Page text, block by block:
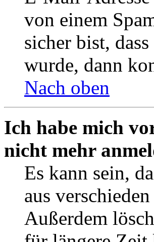
von einem
sicher bist,
wurde, dann
Nach oben
Ich habe mich
nicht mehr
Es kann sein,
aus
Außerdem